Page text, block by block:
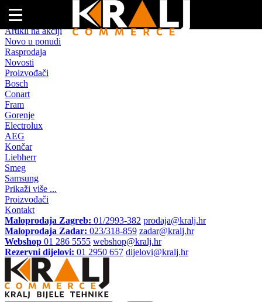
Naslovna
Artikli na akciji
Novo u ponudi
Rasprodaja
Novosti
Proizvođači
Bosch
Conart
Fram
Gorenje
Electrolux
AEG
Končar
Liebherr
Smeg
Samsung
Prikaži više ...
Proizvođači
Kontakt
Maloprodaja Zagreb: 01/2993-382 prodaja@kralj.hr
Maloprodaja Zadar: 023/318-859 zadar@kralj.hr
Webshop 01 286 5555 webshop@kralj.hr
Rezervni dijelovi: 01 2950 657 dijelovi@kralj.hr